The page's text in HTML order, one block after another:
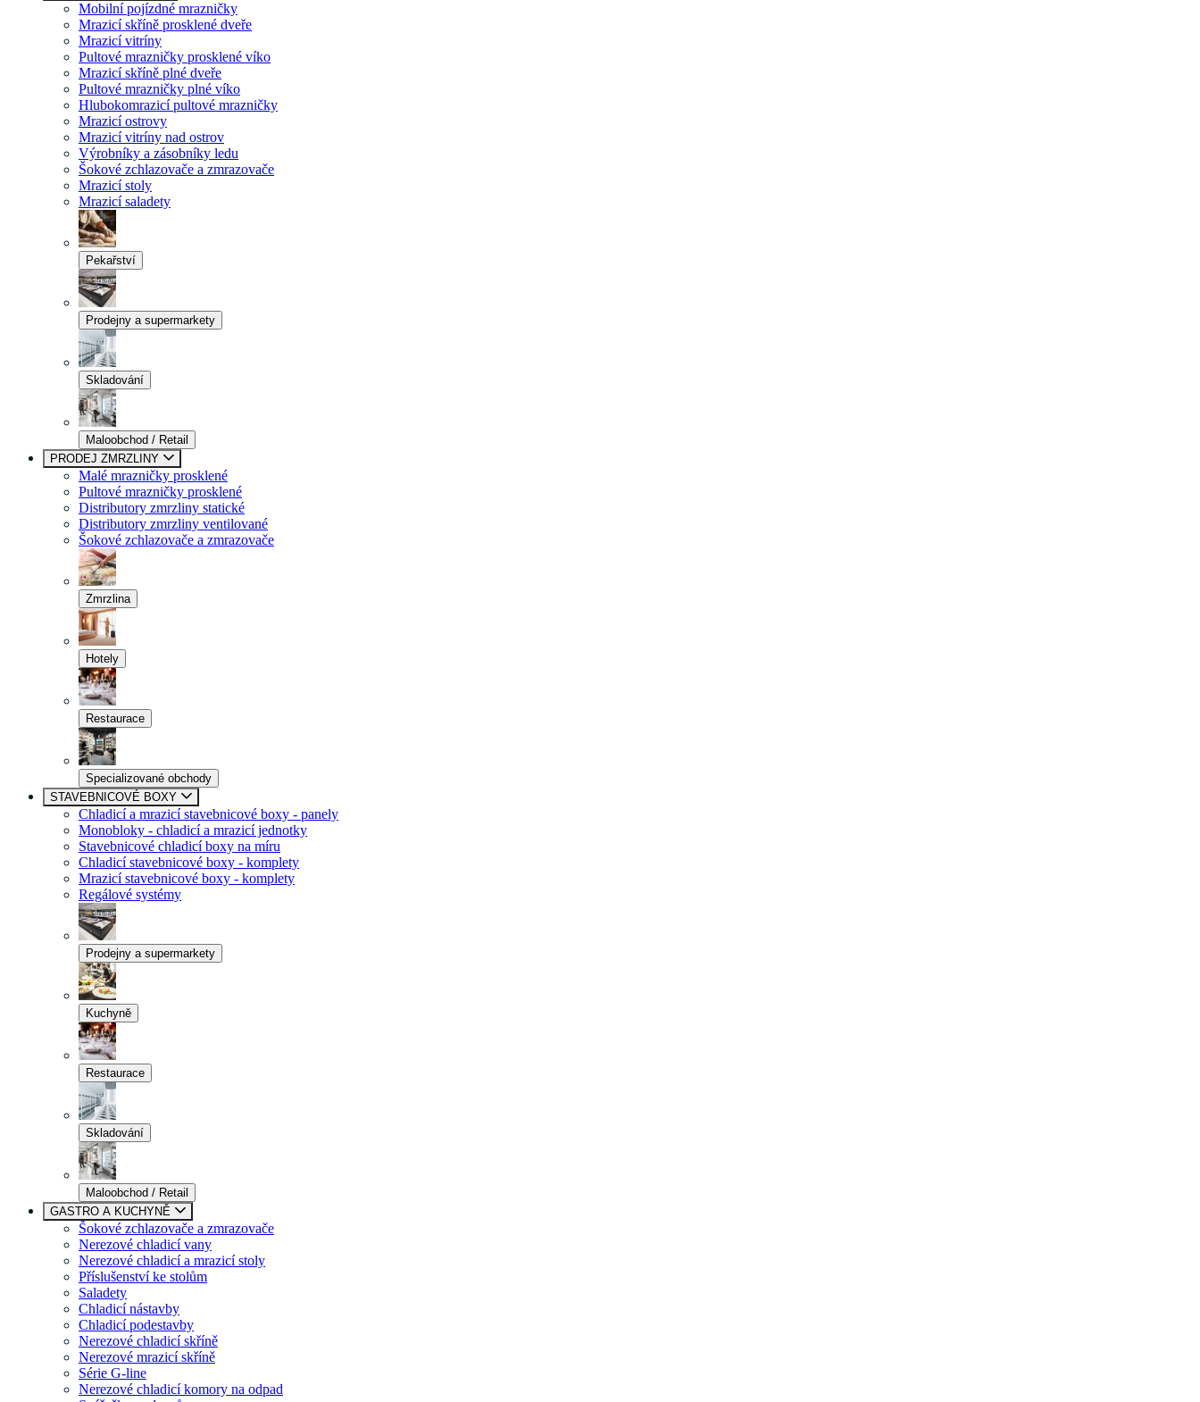
Mobilní pojízdné mrazničky
Mrazicí skříně prosklené dveře
Mrazicí vitríny
Pultové mrazničky prosklené víko
Mrazicí skříně plné dveře
Pultové mrazničky plné víko
Hlubokomrazicí pultové mrazničky
Mrazicí ostrovy
Mrazicí vitríny nad ostrov
Výrobníky a zásobníky ledu
Šokové zchlazovače a zmrazovače
Mrazicí stoly
Mrazicí saladety
Pekařství
Prodejny a supermarkety
Skladování
Maloobchod / Retail
PRODEJ ZMRZLINY
Malé mrazničky prosklené
Pultové mrazničky prosklené
Distributory zmrzliny statické
Distributory zmrzliny ventilované
Šokové zchlazovače a zmrazovače
Zmrzlina
Hotely
Restaurace
Specializované obchody
STAVEBNICOVÉ BOXY
Chladicí a mrazicí stavebnicové boxy - panely
Monobloky - chladicí a mrazicí jednotky
Stavebnicové chladicí boxy na míru
Chladicí stavebnicové boxy - komplety
Mrazicí stavebnicové boxy - komplety
Regálové systémy
Prodejny a supermarkety
Kuchyně
Restaurace
Skladování
Maloobchod / Retail
GASTRO A KUCHYNĚ
Šokové zchlazovače a zmrazovače
Nerezové chladicí vany
Nerezové chladicí a mrazicí stoly
Příslušenství ke stolům
Saladety
Chladicí nástavby
Chladicí podestavby
Nerezové chladicí skříně
Nerezové mrazicí skříně
Série G-line
Nerezové chladicí komory na odpad